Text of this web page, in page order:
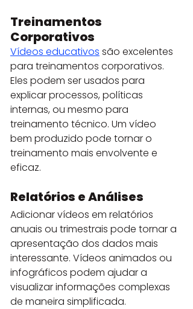
Treinamentos
Corporativos
Vídeos educativos são excelentes
para treinamentos corporativos.
Eles podem ser usados para
explicar processos, políticas
internas, ou mesmo para
treinamento técnico. Um vídeo
bem produzido pode tornar o
treinamento mais envolvente e
eficaz.
Relatórios e Análises
Adicionar vídeos em relatórios
anuais ou trimestrais pode tornar a
apresentação dos dados mais
interessante. Vídeos animados ou
infográficos podem ajudar a
visualizar informações complexas
de maneira simplificada.